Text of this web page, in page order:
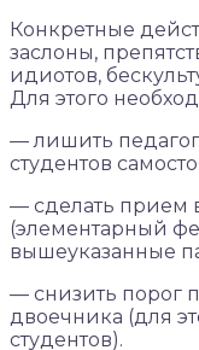
Конкретные
заслоны,
идиотов,
Для этого
— лишить
студентов
— сделать прием
(элементарный
вышеуказанные
— снизить порог
двоечника (для
студентов).